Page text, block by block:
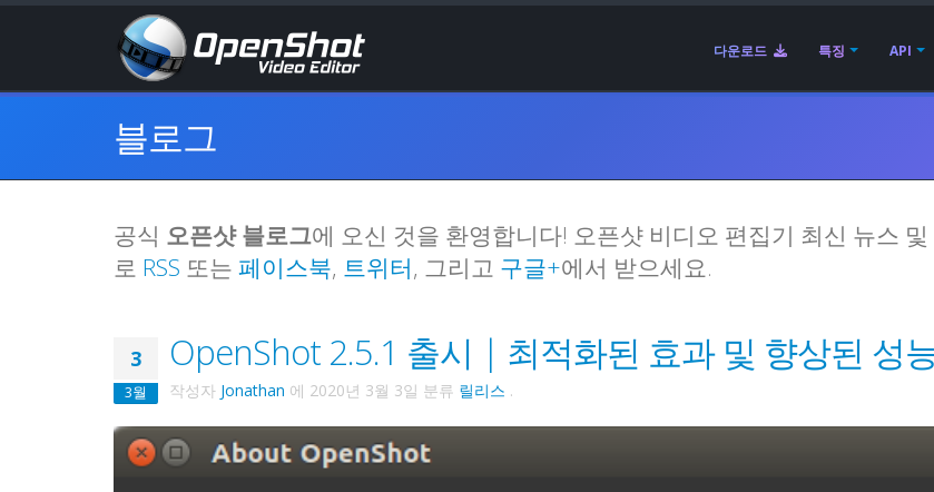
다운로드 특징 API
블로그
공식 오픈샷 블로그에 오신 것을 환영합니다! 오픈샷 비디오 편집기 최신 뉴스
로 RSS 또는 페이스북, 트위터, 그리고 구글+에서 받으세요.
3
3월
OpenShot 2.5.1 출시 | 최적화된 효과 및 향상된 성
작성자 Jonathan 에 2020년 3월 3일 분류 릴리스 .